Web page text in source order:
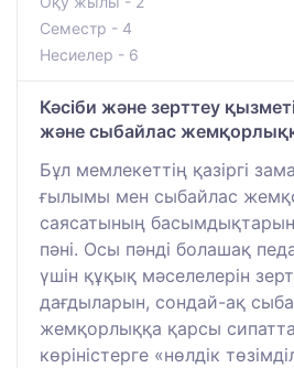
Семестр - 4
Несиелер - 6
Кәсіби және зерттеу
және сыбайлас
Бұл мемлекеттің қазіргі
ғылымы мен сыбайлас
саясатының басымдықтарын
пәні. Осы пәнді болашақ
үшін құқық мәселелерін
дағдыларын, сондай-ақ
жемқорлыққа қарсы
көріністерге «нөлдік